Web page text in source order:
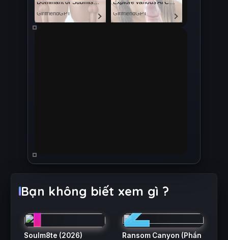
Bạn không biết xem gì ?
1
Soulm8te (2026) 2
Ransom Canyon (Phần